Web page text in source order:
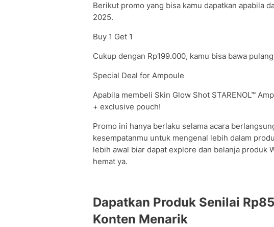
Berikut promo yang bisa kamu dapatkan apabila
2025.
Buy 1 Get 1
Cukup dengan Rp199.000, kamu bisa bawa
Special Deal for Ampoule
Apabila membeli Skin Glow Shot STARENOL™
+ exclusive pouch!
Promo ini hanya berlaku selama acara
kesempatanmu untuk mengenal lebih dalam
lebih awal biar dapat explore dan belanja produk
hemat ya.
Dapatkan Produk Senilai
Konten Menarik